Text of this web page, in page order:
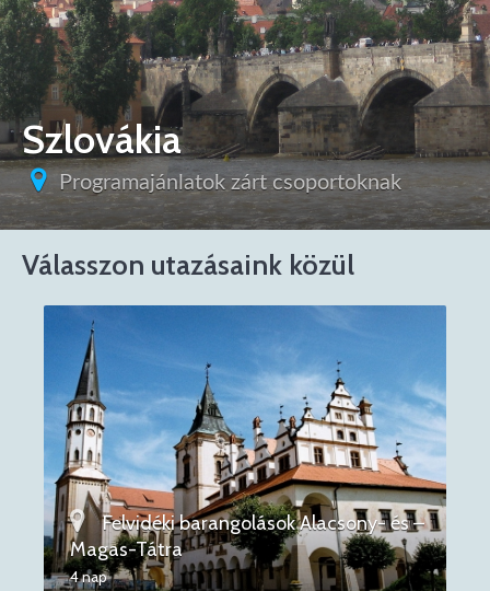
Szlovákia
Programajánlatok zárt csoportoknak
Válasszon utazásaink közül
Felvidéki barangolások Alacsony- és –
Magas-Tátra
4 nap